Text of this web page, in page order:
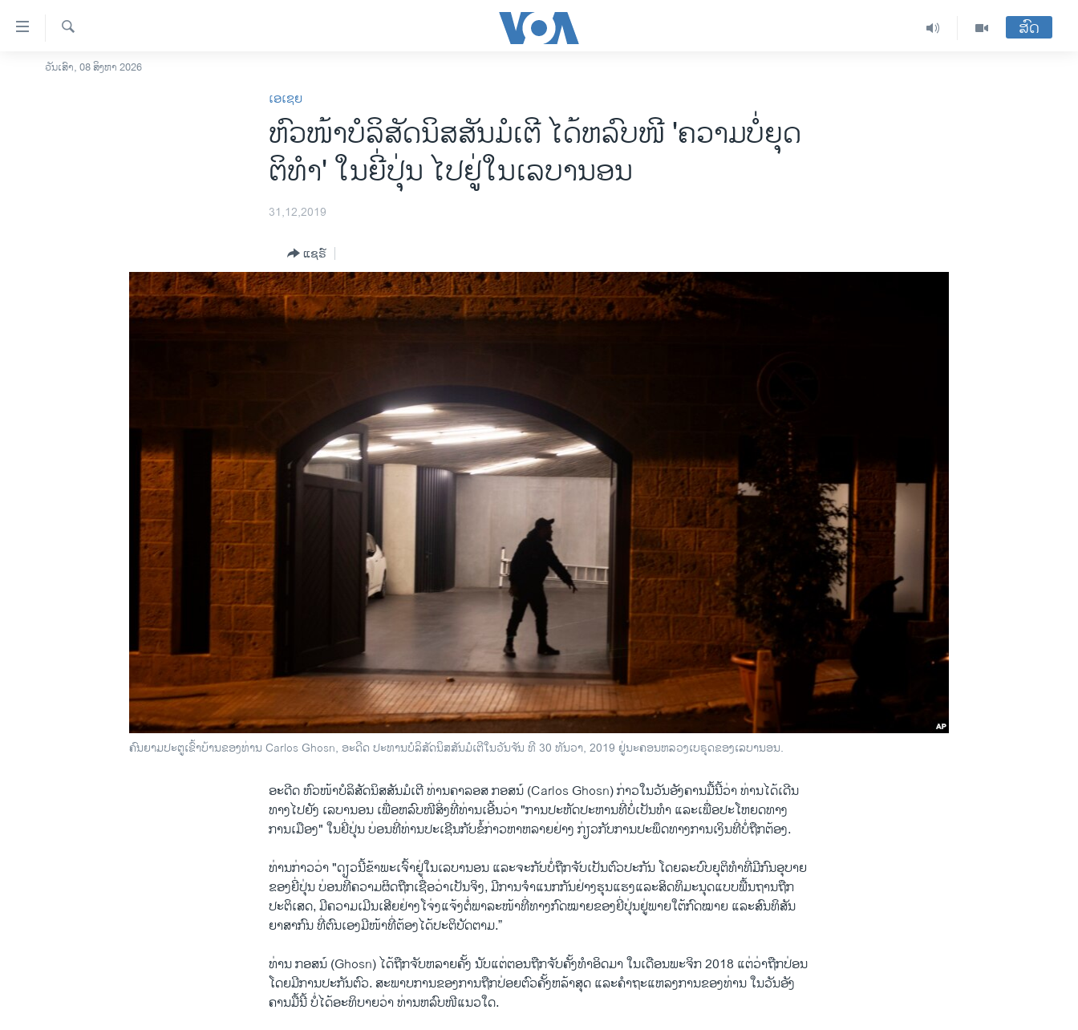
ລິ້ງ
ສຳຫລັບ
ໂຮມເພຈ
ອິດສະຫຼະພາບດ້ານການຂ່າວ
ຄົ້ນຫາ
ສົດ
ວັນເສົາ, 08 ສິງຫາ 2026
ເອເຊຍ
ຫົວ​ໜ້າບໍ​ລິ​ສັດນິ​ສ​ສັນມໍ​ເຕີ ໄດ້​ຫລົບ​ໜີ 'ຄວາມບໍ່​ຍຸດ​
ຕິ​ທຳ' ໃນ​ຍີ່​ປຸ່ນ ໄປ​ຢູ່​ໃນ​ເລ​ບາ​ນອນ
31,12,2019
ແຊຣ໌
ຄົນ​ຍາມ​ປະ​ຕູ​ເຂົ້າ​ບ້ານ​ຂອງທ່ານ Carlos Ghosn, ອະ​ດີດ ປະ​ທານບໍ​ລິ​ສັດນິ​ສ​ສັນມໍ​ເຕີໃນ​ວັນ​ຈັນ ທີ 30 ທັນ​ວາ, 2019 ຢູ່​ນະ​ຄອນ​ຫລວງ​ເບ​ຣຸດ​ຂອງເລ​ບາ​ນອນ.
ອະ​ດີດ ​ຫົວ​ໜ້າບໍ​ລິ​ສັດນິ​ສ​ສັນມໍ​ເຕີ ທ່ານຄາ​ລອ​ສ ກອ​ສນ໌ (Carlos Ghosn) ກ່າວ​ໃນ​ວັນ​ອັງ​ຄານມື້ນີ້​ວ່າ ທ່ານ​ໄດ້​ເດີນ​
ທາງ​ໄປ​ຍັງ ເລ​ບາ​ນອນ ເພື່ອ​ຫລົບ​ໜີ​ສິ່ງ​ທີ່​ທ່ານ​ເອີ້ນ​ວ່າ "ການປະ​ຫັດ​ປະ​ຫານທີ່ບໍ່​ເປັນ​ທຳ ແລະ​ເພື່ອ​ປະ​ໂຫຍດ​ທາງ​
ການ​ເມືອງ" ໃນ​ຍີ່​ປຸ່ນ ບ່ອນ​ທີ່​ທ່ານ​ປະ​ເຊີ​ນ​ກັບ​ຂໍ້​ກ່າວ​ຫາ​ຫລາຍ​ຢ່າງ ກ່ຽວ​ກັບ​ການ​ປະ​ພຶດ​ທາງ​ການ​ເງິນ​ທີ່ບໍ່​ຖືກ​ຕ້ອງ.
ທ່ານ​ກ່າວ​ວ່າ "ດຽວນີ້​ຂ້າ​ພະ​ເຈົ້າ​ຢູ່​ໃນ​ເລ​ບາ​ນອນ ແລະ​ຈະ​ກັບ​ບໍ່​ຖືກ​ຈັບ​ເປັນ​ຕົວ​ປະ​ກັນ ​ໂດຍ​ລະ​ບົບ​ຍຸ​ຕິ​ທຳທີ່​ມີກົນ​ອຸ​ບາຍ​
ຂອງ​ຍີ່​ປຸ່ນ ບ່ອນ​ທີ່​ຄວາມ​ຜິດຖືກ​ເຊື່ອ​ວ່າ​ເປັນ​ຈິງ, ມີການ​ຈຳ​ແນກກັນ​ຢ່າງ​ຮຸນ​ແຮງແລະ​ສິດ​ທິ​ມະ​ນຸດ​ແບບ​ພື້ນ​ຖານຖືກ​
ປະ​ຕິ​ເສດ, ​ມີ​ຄວາມ​ເມີນ​ເສີຍ​ຢ່າງ​ໂຈ່ງ​ແຈ້ງຕໍ່ພາ​ລະໜ້າ​ທີ່​ທາງ​ກົດ​ໝາຍຂອງ​ຍີ່​ປຸ່ນຢູ່​ພາຍ​ໃຕ້​ກົດ​ໝາຍ​ ແລະ​ສົນ​ທິ​ສັນ​
ຍາສາ​ກົນ ທີ່​ຕົນ​ເອງ​ມີ​ໜ້າ​ທີ່​ຕ້ອງ​ໄດ້​ປະ​ຕິ​ບັດ​ຕາມ.”
ທ່ານ ກອ​ສນ໌ (Ghosn) ໄດ້​ຖືກ​ຈັບ​ຫລາຍ​ຄັ້ງ ນັບ​ແຕ່​ຕອນ​ຖືກ​ຈັບ​ຄັ້ງ​ທຳ​ອິດ​ມາ ໃນ​ເດືອນ​ພະ​ຈິກ 2018 ແຕ່​ວ່າ​ຖືກ​ປ່ອນ​
ໂດຍ​ມີ​ການ​ປະ​ກັນຕົວ. ສະ​ພາບ​ການ​ຂອງ​ການ​ຖືກ​ປ່ອຍ​ຕົວ​ຄັ້ງ​ຫລ້າ​ສຸດ ແລະ​ຄຳ​ຖະ​ແຫລງ​ການ​ຂອງ​ທ່ານ ​ໃນ​ວັນ​ອັງ​
ຄານ​ມື້ນີ້ ບໍ່​ໄດ້​ອະ​ທິ​ບາຍ​ວ່າ ​ທ່ານ​ຫລົບ​ໜີ​ແນວ​ໃດ.